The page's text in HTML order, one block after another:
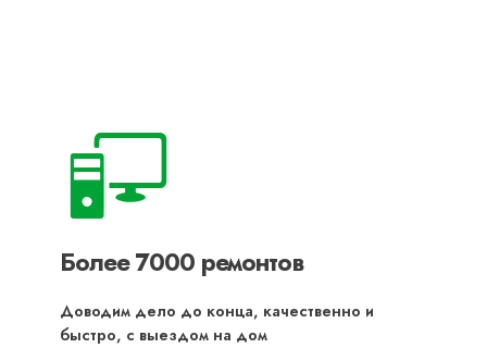
Более 7000 ремонтов
Доводим дело до конца, качественно и
быстро, с выездом на дом